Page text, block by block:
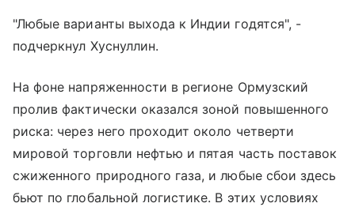
"Любые варианты выхода к Индии годятся", -
подчеркнул Хуснуллин.
На фоне напряженности в регионе Ормузский
пролив фактически оказался зоной повышенного
риска: через него проходит около четверти
мировой торговли нефтью и пятая часть поставок
сжиженного природного газа, и любые сбои здесь
бьют по глобальной логистике. В этих условиях